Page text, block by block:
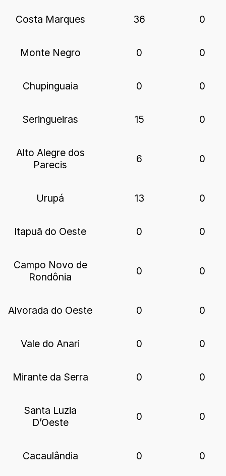
Costa Marques 36 0
Monte Negro 0 0
Chupinguaia 0 0
Seringueiras 15 0
Alto Alegre dos
Parecis
6 0
Urupá 13 0
Itapuã do Oeste 0 0
Campo Novo de
Rondônia
0 0
Alvorada do Oeste 0 0
Vale do Anari 0 0
Mirante da Serra 0 0
Santa Luzia
D’Oeste
0 0
Cacaulândia 0 0